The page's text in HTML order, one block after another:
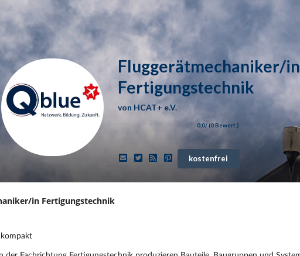
Fluggerätmechaniker/in
Fertigungstechnik
von HCAT+ e.V.
0,0/ (0Bewert.)
kostenfrei
in Fertigungstechnik